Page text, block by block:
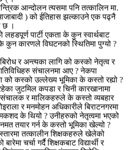
आन्दोलन त्यसमा पनि तत्कालिन मा.
) को ईतिहास झल्काउने एक पढ्नै
छ ।
पार्टी एकता के कुन स्वार्थबाट
कुन कारणले विघटनको स्थितिमा पुग्यो ?
र अन्त्यका लागि को कस्को नेतृत्व र
गतिविधिहरु संचालनमा आए ? नेकपा
को कस्को उल्लेख्य भूमिका के कस्तो रह्यो ?
जुटमिल कपडा र चिनी कारखानामा
संचालक र मालिकहरुले के कस्तो व्यबहार
र मनमोहन अधिकारीले बिराटनगरमा
के थियो ? उनीहरुको नेतृत्वमा भएको
तयार गर्न के कस्तो भूमिका खेल्यो ?
तत्कालीन शिक्षकहरुले खेलेको
चर्चा गर्दै शिक्षकबाट विद्यार्थी र